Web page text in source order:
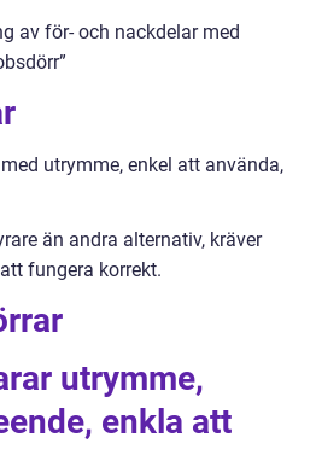
av för- och nackdelar med
utrymme, enkel att använda,
än andra alternativ, kräver
fungera korrekt.
utrymme,
enkla att